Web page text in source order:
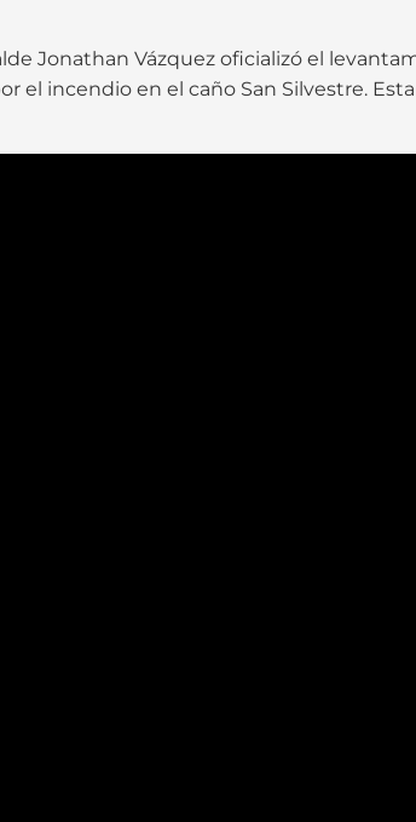
Jonathan Vázquez oficializó el
el incendio en el caño San Silvestre.